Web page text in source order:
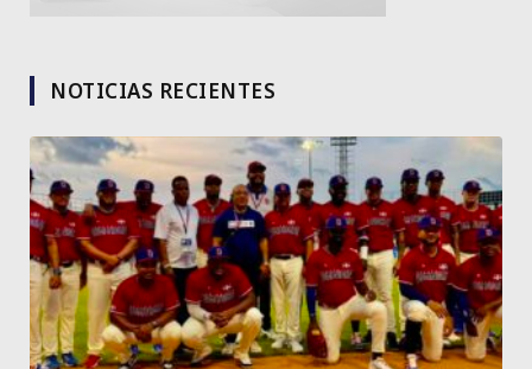
NOTICIAS RECIENTES